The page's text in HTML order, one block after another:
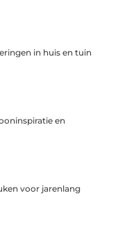
in huis en tuin
en
voor jarenlang